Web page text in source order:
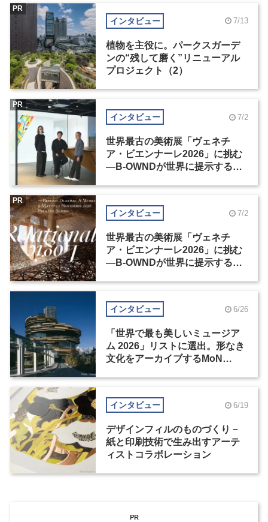
インタビュー 7/13
植物を主役に。パークスガーデ
ンの“残して磨く”リニューアル
プロジェクト（2）
PR
インタビュー 7/2
世界最古の美術展「ヴェネチ
ア・ビエンナーレ2026」に挑む
―B-OWNDが世界に提示する美
PR
インタビュー 7/2
世界最古の美術展「ヴェネチ
ア・ビエンナーレ2026」に挑む
―B-OWNDが世界に提示する美
PR
インタビュー 6/26
「世界で最も美しいミュージア
ム 2026」リストに選出。形なき
文化をアーカイブするMoN
インタビュー 6/19
デザインフィルのものづくり－
紙と印刷技術で生み出すアーテ
ィストコラボレーション
PR